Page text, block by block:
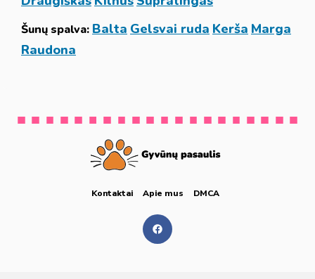
Šunų spalva: Balta Gelsvai ruda Kerša Marga
Raudona
Kontaktai Apie mus DMCA